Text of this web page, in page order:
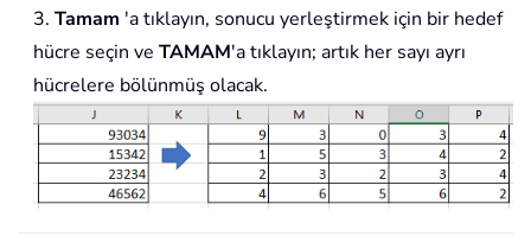
3. Tamam 'a tıklayın, sonucu yerleştirmek için bir hedef
hücre seçin ve TAMAM'a tıklayın; artık her sayı ayrı
hücrelere bölünmüş olacak.